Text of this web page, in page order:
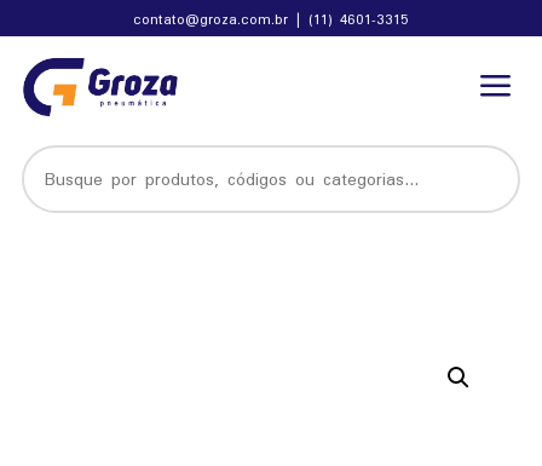
contato@groza.com.br | (11) 4601-3315
a